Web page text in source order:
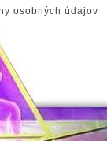
osobných údajov